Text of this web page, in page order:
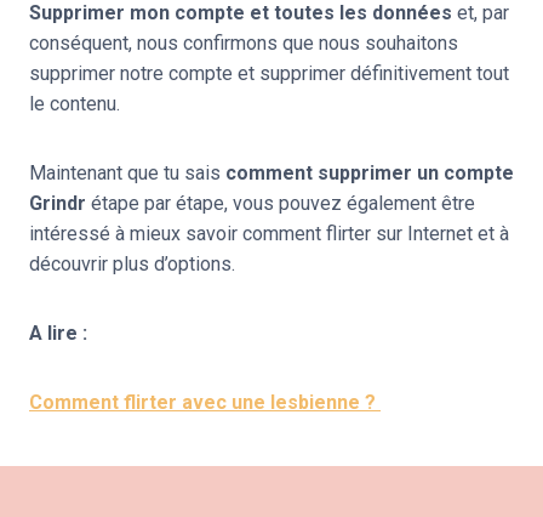
Supprimer mon compte et toutes les données et, par
conséquent, nous confirmons que nous souhaitons
supprimer notre compte et supprimer définitivement tout
le contenu.
Maintenant que tu sais comment supprimer un compte
Grindr étape par étape, vous pouvez également être
intéressé à mieux savoir comment flirter sur Internet et à
découvrir plus d’options.
A lire :
Comment flirter avec une lesbienne ?